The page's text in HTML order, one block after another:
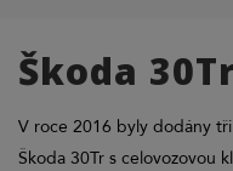
Škoda
V roce 2016 byly dodány
Škoda 30Tr s celovozovou